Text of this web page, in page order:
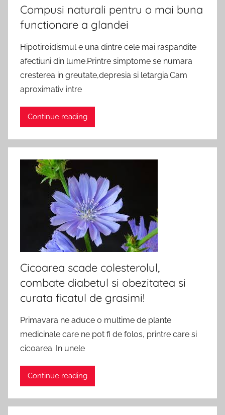
Compusi naturali pentru o mai buna
functionare a glandei
Hipotiroidismul e una dintre cele mai raspandite
afectiuni din lume.Printre simptome se numara
cresterea in greutate,depresia si letargia.Cam
aproximativ intre
Continue reading
Cicoarea scade colesterolul,
combate diabetul si obezitatea si
curata ficatul de grasimi!
Primavara ne aduce o multime de plante
medicinale care ne pot fi de folos, printre care si
cicoarea. In unele
Continue reading